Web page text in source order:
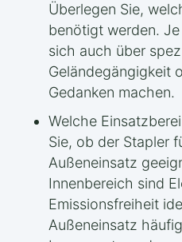
Überlegen Sie,
benötigt werden.
sich auch über
Geländegängigkeit
Gedanken machen.
Welche
Sie, ob der Stapler
Außeneinsatz
Innenbereich sind
Emissionsfreiheit
Außeneinsatz